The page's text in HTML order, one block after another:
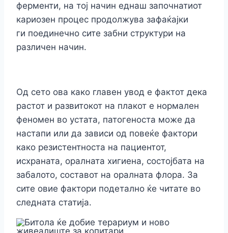
ферменти, на тој начин еднаш започнатиот
кариозен процес продолжува зафаќајки
ги поединечно сите забни структури на
различен начин.
Од сето ова како главен увод е фактот дека
растот и развитокот на плакот е нормален
феномен во устата, патогеноста може да
настапи или да зависи од повеќе фактори
како резистентноста на пациентот,
исхраната, оралната хигиена, состојбата на
забалото, составот на оралната флора. За
сите овие фактори подетално ќе читате во
следната статија.